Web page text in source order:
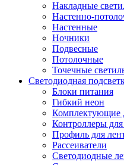
Накладные
Настенно-
Настенные
Ночники
Подвесные
Потолочные
Точечные
Светодиодная
Блоки питания
Гибкий неон
Комплектующие
Контроллеры для
Профиль для
Рассеиватели
Светодиодные